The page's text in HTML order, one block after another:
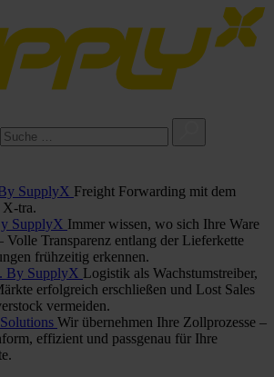
SupplyX Freight Forwarding mit dem
X-tra.
SupplyX Immer wissen, wo sich Ihre Ware
Volle Transparenz entlang der Lieferkette
frühzeitig erkennen.
By SupplyX Logistik als Wachstumstreiber,
erfolgreich erschließen und Lost Sales
vermeiden.
Wir übernehmen Ihre Zollprozesse –
effizient und passgenau für Ihre